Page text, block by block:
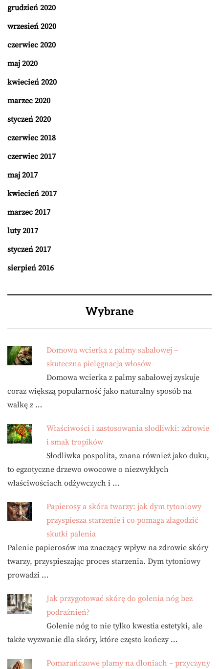
grudzień 2020
wrzesień 2020
czerwiec 2020
maj 2020
kwiecień 2020
marzec 2020
styczeń 2020
czerwiec 2018
czerwiec 2017
maj 2017
kwiecień 2017
marzec 2017
luty 2017
styczeń 2017
sierpień 2016
Wybrane
Domowa wcierka z palmy sabałowej –
skuteczna pielęgnacja włosów
Domowa wcierka z palmy sabałowej zyskuje
coraz większą popularność jako naturalny sposób na
walkę z …
Właściwości i zastosowania słodliwki: zdrowie
i smak tropików
Słodliwka pospolita, znana również jako duku,
to egzotyczne drzewo owocowe o niezwykłych
właściwościach odżywczych i …
Papierosy a skóra twarzy: jak dym tytoniowy
przyspiesza starzenie i co pomaga złagodzić
skutki palenia
Palenie papierosów ma znaczący wpływ na zdrowie skóry
twarzy, przyspieszając proces starzenia. Dym tytoniowy
prowadzi …
Jak przygotować skórę do golenia nóg bez
podrażnień?
Golenie nóg to nie tylko kwestia estetyki, ale
także wyzwanie dla skóry, które często kończy …
Pomarańczowe plamy na dłoniach – przyczyny